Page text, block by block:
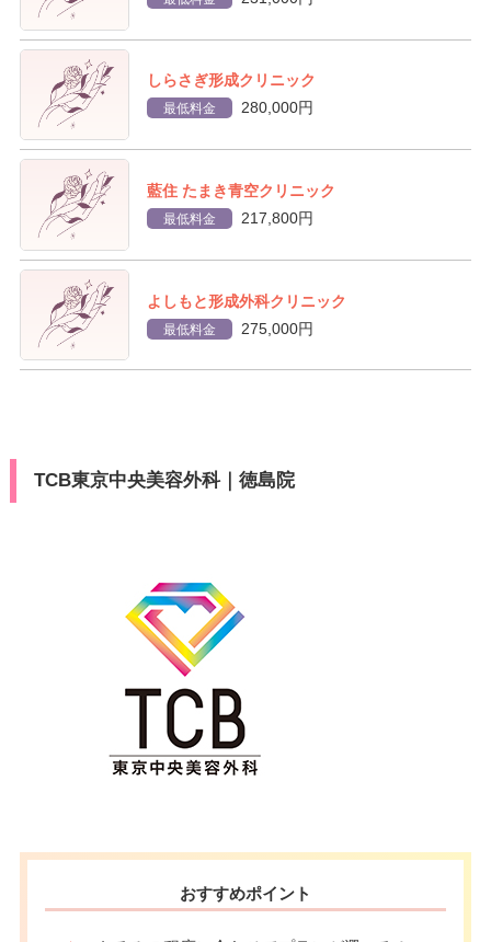
しらさぎ形成クリニック
最低料金 280,000円
藍住 たまき青空クリニック
最低料金 217,800円
よしもと形成外科クリニック
最低料金 275,000円
TCB東京中央美容外科｜徳島院
おすすめポイント